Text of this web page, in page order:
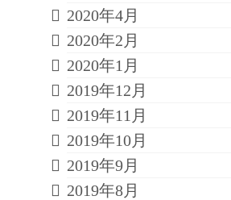
2020年4月
2020年2月
2020年1月
2019年12月
2019年11月
2019年10月
2019年9月
2019年8月